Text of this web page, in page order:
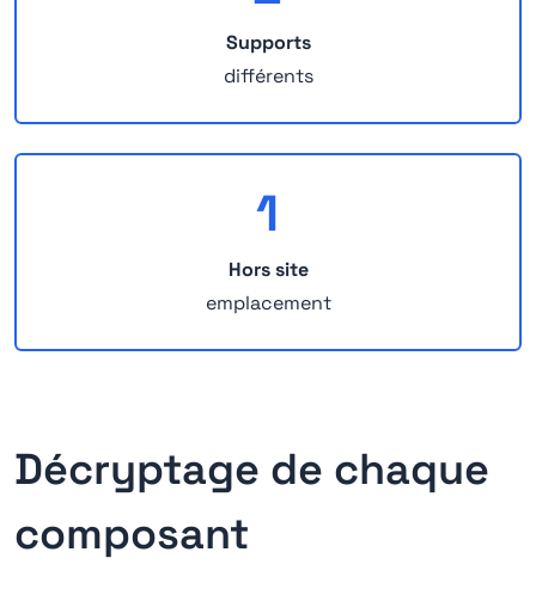
Supports
différents
1
Hors site
emplacement
Décryptage de chaque
composant